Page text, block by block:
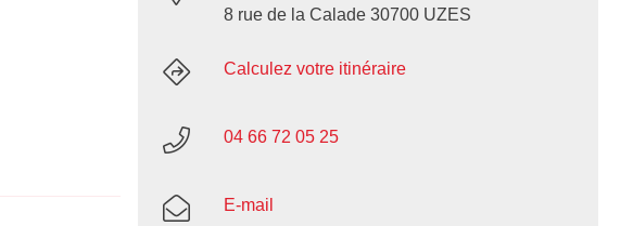
8 rue de la Calade 30700 UZES
Calculez votre itinéraire
04 66 72 05 25
E-mail